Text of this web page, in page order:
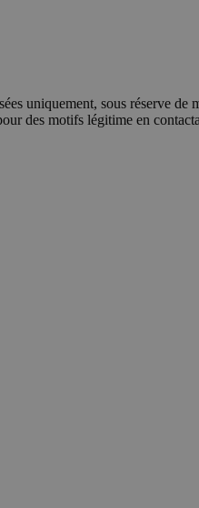
uniquement, sous réserve
des motifs légitime en